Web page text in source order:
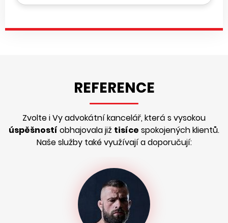
REFERENCE
Zvolte i Vy advokátní kancelář, která s vysokou
úspěšností obhajovala již tisíce spokojených klientů.
Naše služby také využívají a doporučují: